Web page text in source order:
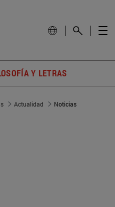
Y LETRAS
Actualidad Noticias